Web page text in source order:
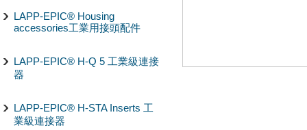
LAPP-EPIC® Housing
accessories工業用接頭配件
LAPP-EPIC® H-Q 5 工業級連接
器
LAPP-EPIC® H-STA Inserts 工
業級連接器